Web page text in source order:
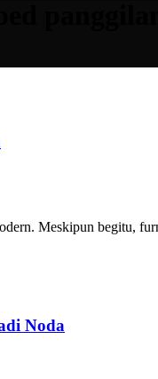
Meskipun begitu,
Noda